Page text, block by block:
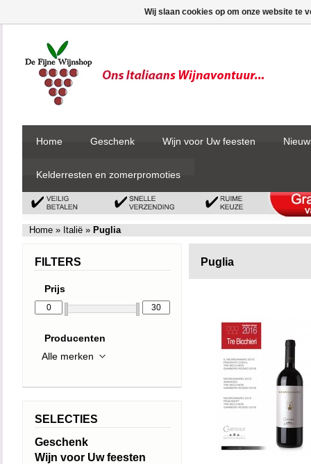
Home Geschenk Wijn voor Uw feesten
Kelderresten en zomerpromoties
Home » Italië » Puglia
Puglia
FILTERS
Prijs
Producenten
SELECTIES
Geschenk
Wijn voor Uw feesten
Wij slaan cookies op om onze website te